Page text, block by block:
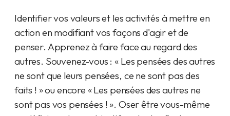
Identifier vos valeurs et les activités à mettre en
action en modifiant vos façons d'agir et de
penser. Apprenez à faire face au regard des
autres. Souvenez-vous : « Les pensées des autres
ne sont que leurs pensées, ce ne sont pas des
faits ! » ou encore « Les pensées des autres ne
sont pas vos pensées ! ». Oser être vous-même